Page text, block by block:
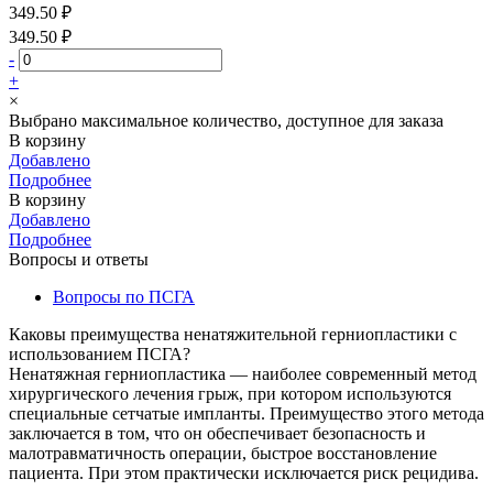
349.50 ₽
349.50 ₽
-
+
×
Выбрано максимальное количество, доступное для заказа
В корзину
Добавлено
Подробнее
В корзину
Добавлено
Подробнее
Вопросы и ответы
Вопросы по ПСГА
Каковы преимущества ненатяжительной герниопластики с
использованием ПСГА?
Ненатяжная герниопластика — наиболее современный метод
хирургического лечения грыж, при котором используются
специальные сетчатые импланты. Преимущество этого метода
заключается в том, что он обеспечивает безопасность и
малотравматичность операции, быстрое восстановление
пациента. При этом практически исключается риск рецидива.